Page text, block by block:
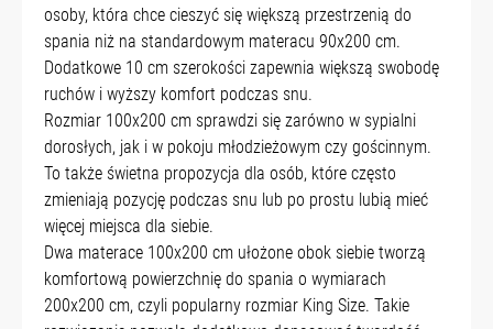
osoby, która chce cieszyć się większą przestrzenią do
spania niż na standardowym materacu 90x200 cm.
Dodatkowe 10 cm szerokości zapewnia większą swobodę
ruchów i wyższy komfort podczas snu.
Rozmiar 100x200 cm sprawdzi się zarówno w sypialni
dorosłych, jak i w pokoju młodzieżowym czy gościnnym.
To także świetna propozycja dla osób, które często
zmieniają pozycję podczas snu lub po prostu lubią mieć
więcej miejsca dla siebie.
Dwa materace 100x200 cm ułożone obok siebie tworzą
komfortową powierzchnię do spania o wymiarach
200x200 cm, czyli popularny rozmiar King Size. Takie